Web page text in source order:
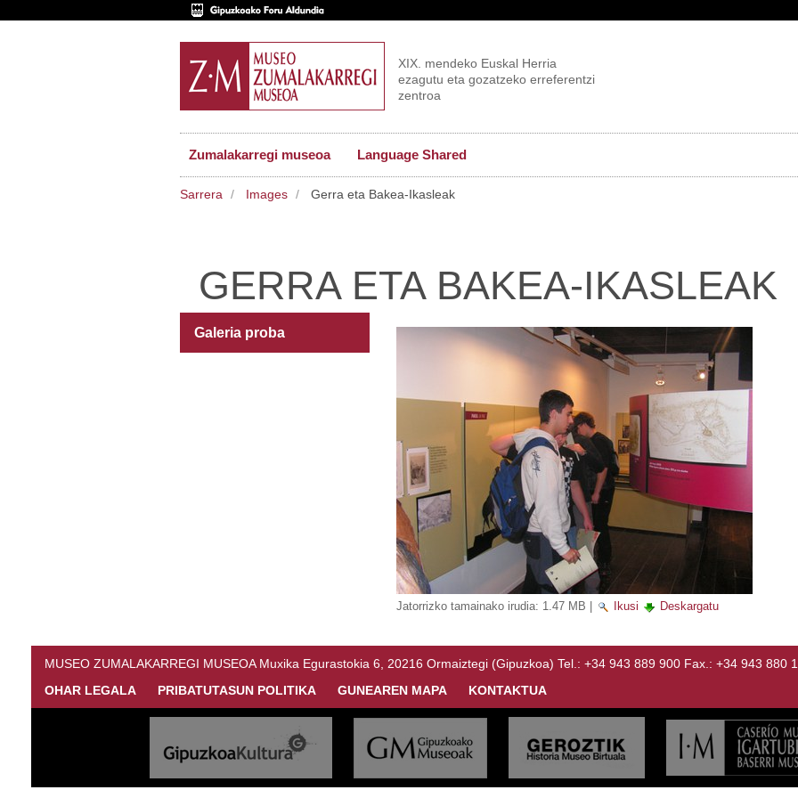
XIX. mendeko Euskal Herria
ezagutu eta gozatzeko erreferentzi
zentroa
Zumalakarregi museoa Language Shared
Sarrera Images Gerra eta Bakea-Ikasleak
GERRA ETA BAKEA-IKASLEAK
Jatorrizko tamainako irudia: 1.47 MB Ikusi Deskargatu
Galeria proba
MUSEO ZUMALAKARREGI MUSEOA Muxika Egurastokia 6, 20216 Ormaiztegi (Gipuzkoa) Tel.: +34 943 889 900 Fax.: +34 943 880
OHAR LEGALA
PRIBATUTASUN POLITIKA GUNEAREN MAPA KONTAKTUA